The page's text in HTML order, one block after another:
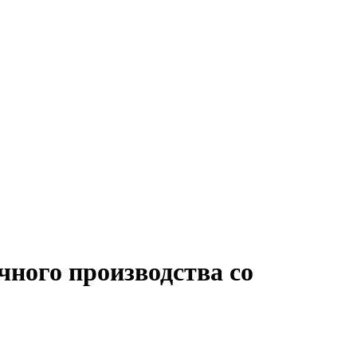
производства со